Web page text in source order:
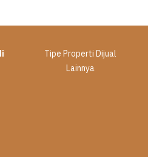
Tipe Properti Dijual
Lainnya